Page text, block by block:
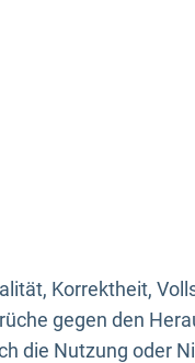
Korrektheit,
gegen den
die Nutzung oder